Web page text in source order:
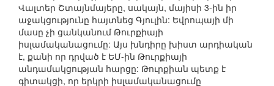
Վալտեր Շտայնմայերը, սակայն, մայիսի 3-ին իր
աջակցությունը հայտնեց Գյուլին: Եվրոպայի մի
մասը չի ցանկանում Թուրքիայի
իսլամականացումը: Այս խնդիրը խիստ արդիական
է, քանի որ դրված է ԵՄ-ին Թուրքիայի
անդամակցության հարցը: Թուրքիան պետք է
գիտակցի, որ երկրի իսլամականացումը